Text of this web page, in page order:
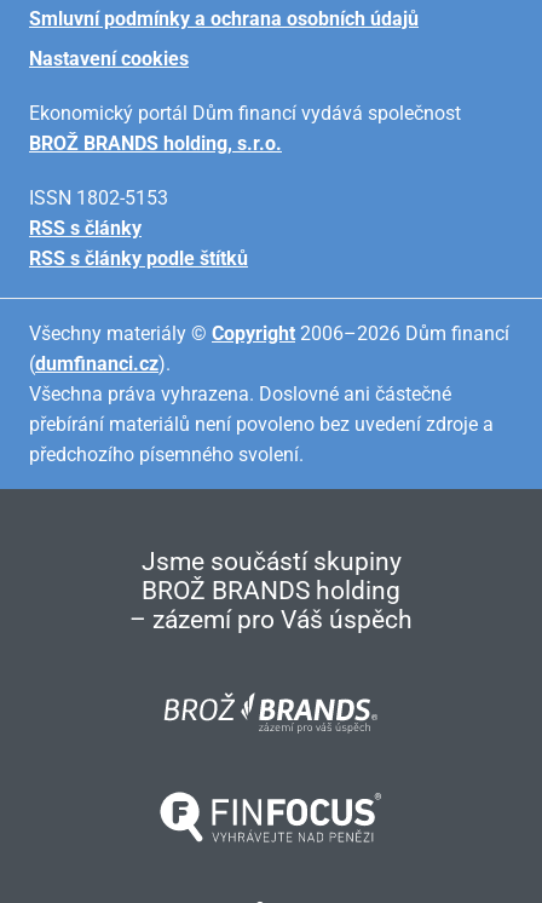
Smluvní podmínky a ochrana osobních údajů
Nastavení cookies
Ekonomický portál Dům financí vydává společnost
BROŽ BRANDS holding, s.r.o.
ISSN 1802-5153
RSS s články
RSS s články podle štítků
Všechny materiály © Copyright 2006–2026 Dům financí
(dumfinanci.cz).
Všechna práva vyhrazena. Doslovné ani částečné
přebírání materiálů není povoleno bez uvedení zdroje a
předchozího písemného svolení.
Jsme součástí skupiny
BROŽ BRANDS holding
– zázemí pro Váš úspěch